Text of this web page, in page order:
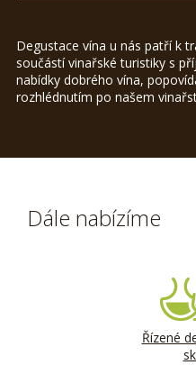
Degustace vína u nás patří k
součástí vinařské turistiky s
nabídky dobrého vína,
rozhlédnutím po našem
Dále nabízíme
Řízené